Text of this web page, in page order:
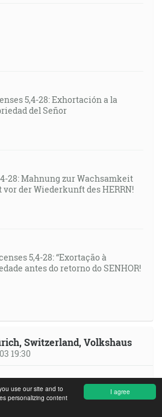
I agree
use our site and to
personalizing content
5,4-28: Exhortación a la
del Señor
28: Mahnung zur Wachsamkeit
der Wiederkunft des HERRN!
5,4-28: “Exortação à
antes do retorno do SENHOR!
Switzerland, Volkshaus
19:30
Jesus Cristo e o cumprimento
N.º 3. (e sobre o batismo